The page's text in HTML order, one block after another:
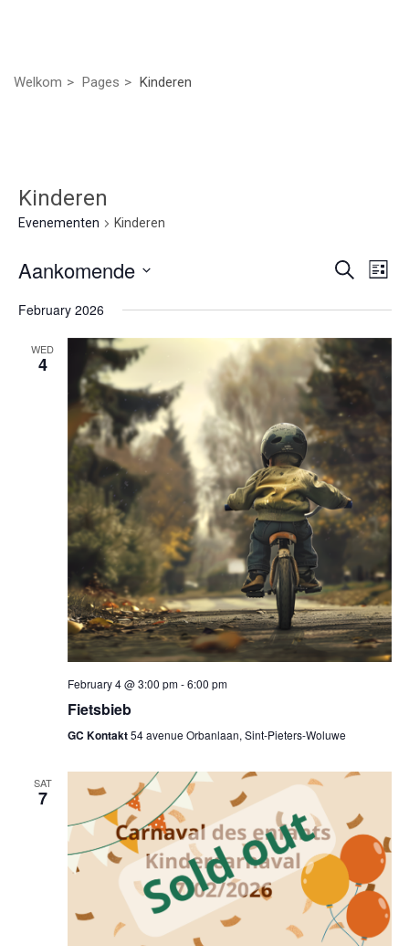
Welkom Pages Kinderen
Kinderen
Evenementen Kinderen
en
Zoeken
Lijst
Aankomende
een
February 2026
WED
4
February 4 @ 3:00 pm-6:00 pm
Fietsbieb
GC Kontakt54 avenue Orbanlaan, Sint-Pieters-Woluwe
SAT
7